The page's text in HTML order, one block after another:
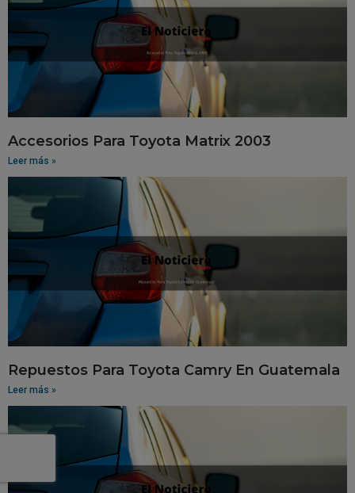
Accesorios Para Toyota Matrix 2003
Leer más »
Repuestos Para Toyota Camry En Guatemala
Leer más »